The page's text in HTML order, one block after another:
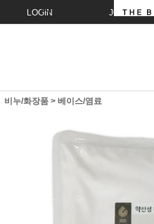
LOGIN JOIN
비누/화장품 > 베이스/염료